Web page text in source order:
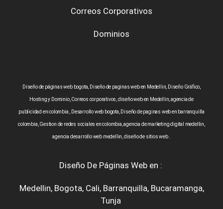
Correos Corporativos
Dominios
Diseño de páginas web bogota, Diseño de paginas web en Medellin, Diseño Gráfico,
Hosting y Dominio, Correos corporativos, diseño web en Medellin, agencia de
publicidad en colombia , Desarrollo web bogota, Diseño de paginas web en barranquilla
colombia, Gestion de redes sociales en colombia, agencia de marketing digital medellin,
agencia desarrollo web medellin, diseño de sitios web .
Diseño De Páginas Web en :
Medellin, Bogota, Cali, Barranquilla, Bucaramanga,
Tunja